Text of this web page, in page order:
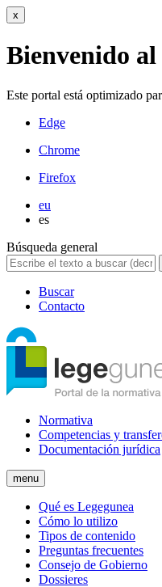
x
Bienvenido
Este portal está optimizado
Edge
Chrome
Firefox
eu
es
Búsqueda general
Buscar
Contacto
Normativa
Competencias y
Documentación jurídica
menu
Qué es Legegunea
Cómo lo utilizo
Tipos de contenido
Preguntas frecuentes
Consejo de Gobierno
Dossieres